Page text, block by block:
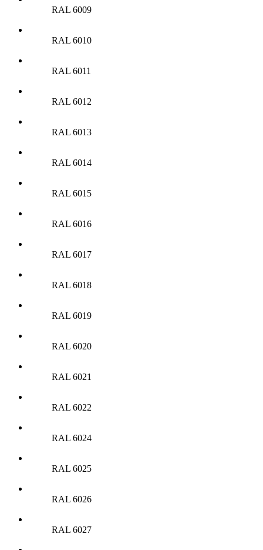
RAL 6009
RAL 6010
RAL 6011
RAL 6012
RAL 6013
RAL 6014
RAL 6015
RAL 6016
RAL 6017
RAL 6018
RAL 6019
RAL 6020
RAL 6021
RAL 6022
RAL 6024
RAL 6025
RAL 6026
RAL 6027